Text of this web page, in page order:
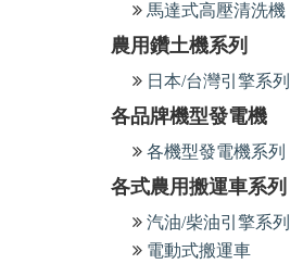
馬達式高壓清洗機
農用鑽土機系列
日本/台灣引擎系列
各品牌機型發電機
各機型發電機系列
各式農用搬運車系列
汽油/柴油引擎系列
電動式搬運車